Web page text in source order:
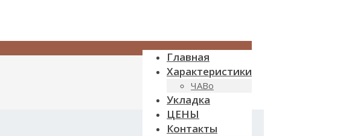
Главная
Характеристики
ЧАВо
Укладка
ЦЕНЫ
Контакты